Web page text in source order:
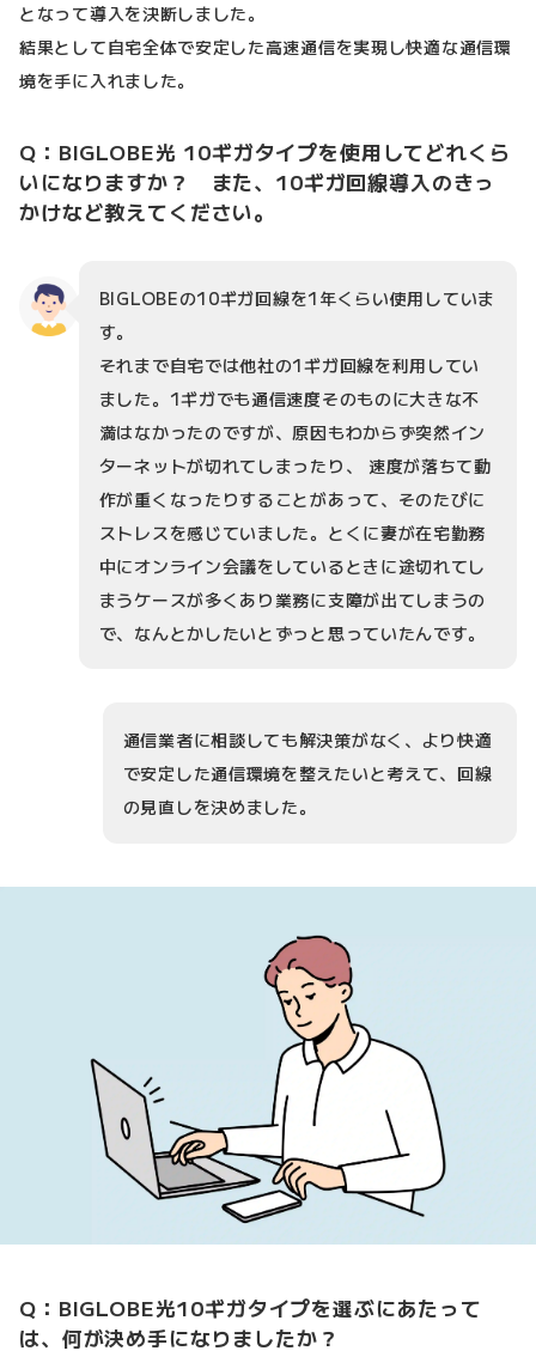
となって導入を決断しました。
結果として自宅全体で安定した高速通信を実現し快適な通信環
境を手に入れました。
Q：BIGLOBE光 10ギガタイプを使用してどれくら
いになりますか？ また、10ギガ回線導入のきっ
かけなど教えてください。
BIGLOBEの10ギガ回線を1年くらい使用していま
す。
それまで自宅では他社の1ギガ回線を利用してい
ました。1ギガでも通信速度そのものに大きな不
満はなかったのですが、原因もわからず突然イン
ターネットが切れてしまったり、 速度が落ちて動
作が重くなったりすることがあって、そのたびに
ストレスを感じていました。とくに妻が在宅勤務
中にオンライン会議をしているときに途切れてし
まうケースが多くあり業務に支障が出てしまうの
で、なんとかしたいとずっと思っていたんです。
通信業者に相談しても解決策がなく、より快適
で安定した通信環境を整えたいと考えて、回線
の見直しを決めました。
Q：BIGLOBE光10ギガタイプを選ぶにあたって
は、何が決め手になりましたか？